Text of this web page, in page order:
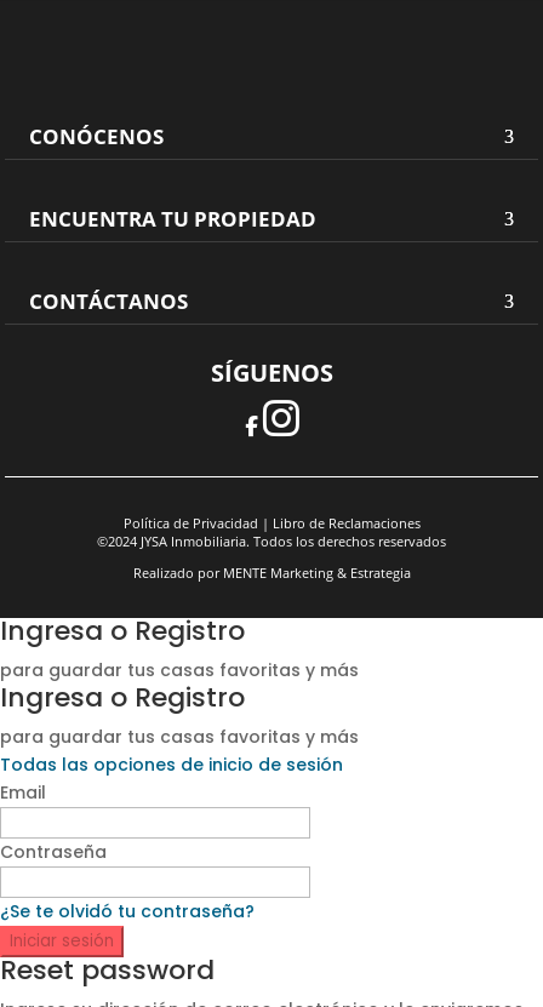
CONÓCENOS
ENCUENTRA TU PROPIEDAD
CONTÁCTANOS
SÍGUENOS
Política de Privacidad | Libro de Reclamaciones
©2024 JYSA Inmobiliaria. Todos los derechos reservados
Realizado por MENTE Marketing & Estrategia
Ingresa o Registro
para guardar tus casas favoritas y más
Ingresa o Registro
para guardar tus casas favoritas y más
Todas las opciones de inicio de sesión
Email
Contraseña
¿Se te olvidó tu contraseña?
Iniciar sesión
Reset password